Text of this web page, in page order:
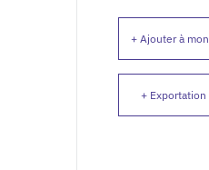
+ Ajouter à
+